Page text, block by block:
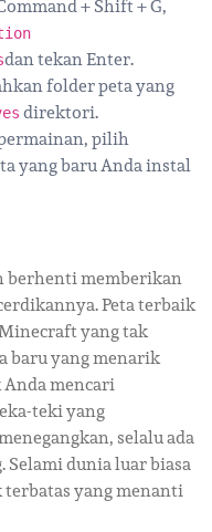
+ Shift + G,
dan tekan Enter.
folder peta yang
direktori.
pilih
yang baru Anda instal
berhenti memberikan
Peta terbaik
yang tak
baru yang menarik
mencari
teki yang
selalu ada
dunia luar biasa
yang menanti